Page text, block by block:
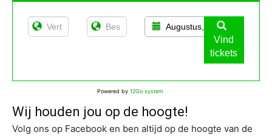
Augustus, 11
Vind
tickets
Powered by 12Go system
Wij houden jou op de hoogte!
Volg ons op Facebook en ben altijd op de hoogte van de